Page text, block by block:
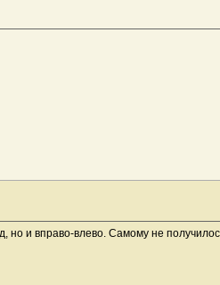
но и вправо-влево. Самому не